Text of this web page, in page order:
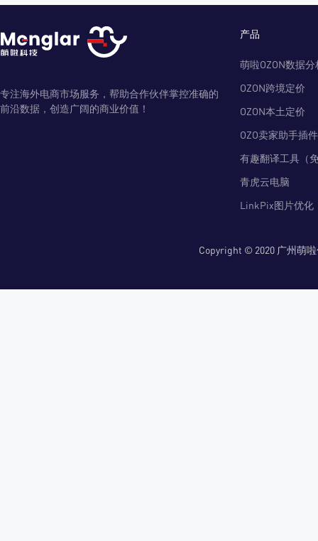
专注海外电商市场服务，帮助合作伙伴掌控准确的
前沿数据，创造广阔的商业价值！
产品
萌啦OZON数据分
OZON跨境定价
OZON本土定价
OZO卖家助手插件
有趣翻译工具（
青虎云电脑
LinkPix图片优化
Copyright © 2020 广州萌